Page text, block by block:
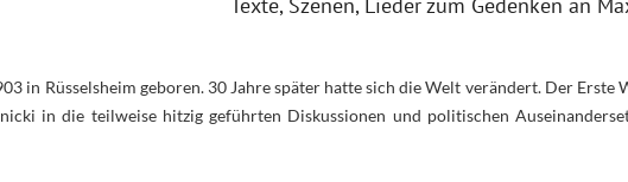
in Rüsselsheim geboren. 30 Jahre später hatte sich die Welt verändert. Der
in die teilweise hitzig geführten Diskussionen und politischen